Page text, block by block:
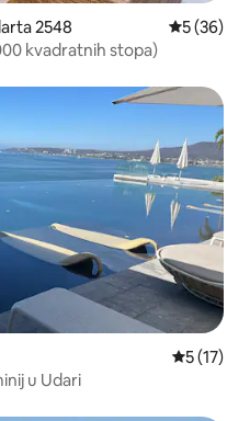
2548 Prosječna
5 (36)
kvadratnih stopa)
„Odabrali gosti”
Prosječna
5 (17)
u Udari